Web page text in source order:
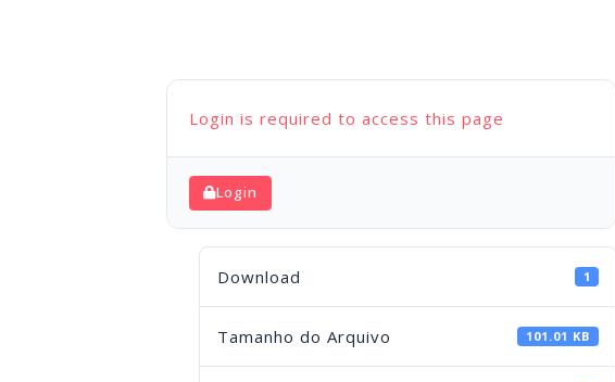
Login is required to access this page
Login
Download 1
Tamanho do Arquivo 101.01 KB